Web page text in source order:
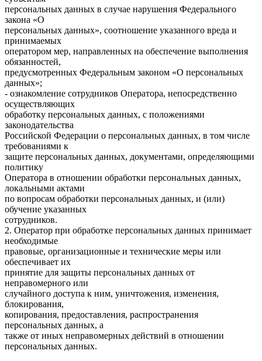
персональных данных в случае нарушения Федерального
закона «О
персональных данных», соотношение указанного вреда и
принимаемых
оператором мер, направленных на обеспечение выполнения
обязанностей,
предусмотренных Федеральным законом «О персональных
данных»;
- ознакомление сотрудников Оператора, непосредственно
осуществляющих
обработку персональных данных, с положениями
законодательства
Российской Федерации о персональных данных, в том числе
требованиями к
защите персональных данных, документами, определяющими
политику
Оператора в отношении обработки персональных данных,
локальными актами
по вопросам обработки персональных данных, и (или)
обучение указанных
сотрудников.
2. Оператор при обработке персональных данных принимает
необходимые
правовые, организационные и технические меры или
обеспечивает их
принятие для защиты персональных данных от
неправомерного или
случайного доступа к ним, уничтожения, изменения,
блокирования,
копирования, предоставления, распространения
персональных данных, а
также от иных неправомерных действий в отношении
персональных данных.